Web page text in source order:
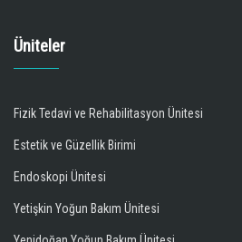
Üniteler
Fizik Tedavi ve Rehabilitasyon Ünitesi
Estetik ve Güzellik Birimi
Endoskopi Ünitesi
Yetişkin Yoğun Bakım Ünitesi